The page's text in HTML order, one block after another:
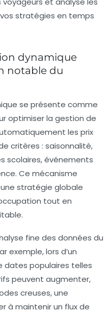
stratégies en temps
dynamique
notable du
se présente comme
optimiser la gestion de
les prix
critères : saisonnalité,
scolaires, événements
Ce mécanisme
stratégie globale
tout en
fine des données du
exemple, lors d’un
dates populaires telles
peuvent augmenter,
creuses, une
à maintenir un flux de